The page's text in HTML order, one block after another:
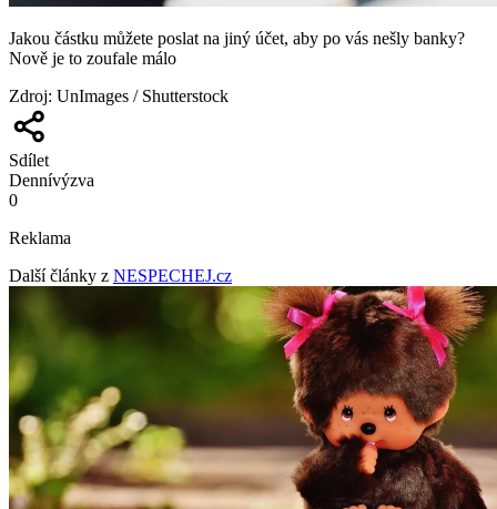
Jakou částku můžete poslat na jiný účet, aby po vás nešly banky?
Nově je to zoufale málo
Zdroj: UnImages / Shutterstock
Sdílet
Dennívýzva
0
Reklama
Další články z NESPECHEJ.cz